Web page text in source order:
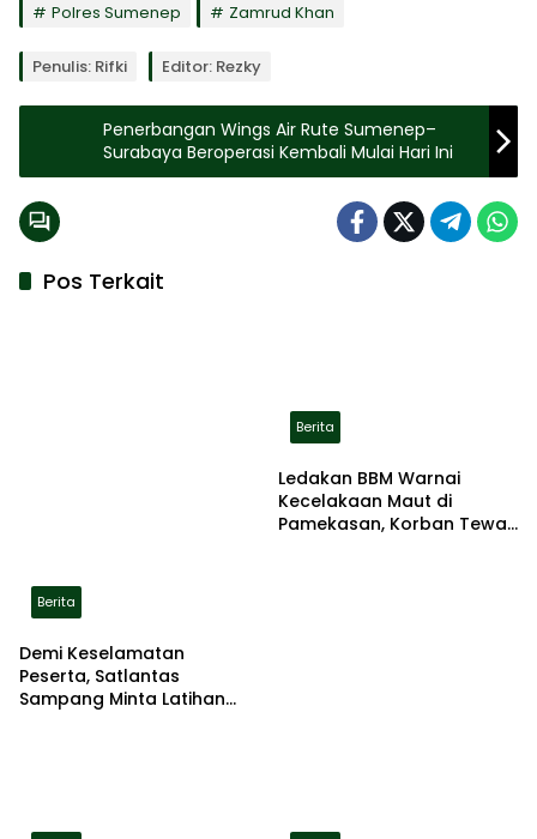
Polres Sumenep Zamrud Khan
Penulis: Rifki Editor: Rezky
Penerbangan Wings Air Rute Sumenep–
Surabaya Beroperasi Kembali Mulai Hari Ini
Pos Terkait
Berita
Demi Keselamatan
Peserta, Satlantas
Sampang Minta Latihan
Berita
Ledakan BBM Warnai
Kecelakaan Maut di
Pamekasan, Korban Tewas